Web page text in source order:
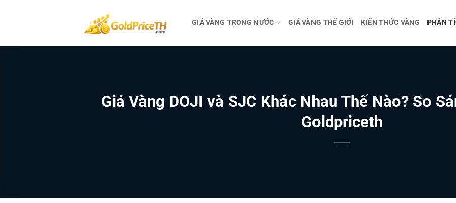
dung
GIÁ VÀNG TRONG NƯỚC GIÁ VÀNG THẾ GIỚI KIẾN THỨC VÀNG PHÂN
Giá Vàng DOJI và SJC Khác Nhau Thế Nào? So
Goldpriceth